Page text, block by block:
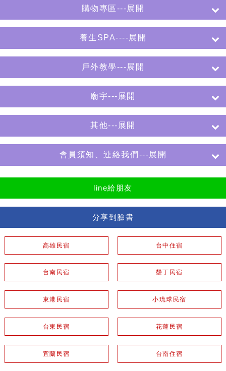
購物專區---展開
養生SPA----展開
戶外教學---展開
廟宇---展開
其他---展開
會員須知、連絡我們---展開
line給朋友
分享到臉書
高雄民宿 台中住宿
台南民宿 墾丁民宿
東港民宿 小琉球民宿
台東民宿 花蓮民宿
宜蘭民宿 台南住宿